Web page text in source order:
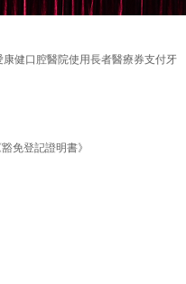
健口腔醫院使用長者醫療券支付牙
免登記證明書》